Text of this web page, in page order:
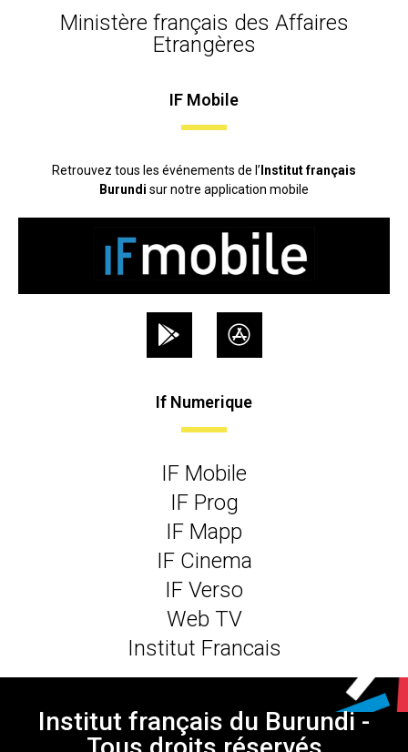
Ministère français des Affaires
Etrangères
IF Mobile
Retrouvez tous les événements de l’ Institut français
Burundi sur notre application mobile
If Numerique
IF Mobile
IF Prog
IF Mapp
IF Cinema
IF Verso
Web TV
Institut Francais
Institut français du Burundi -